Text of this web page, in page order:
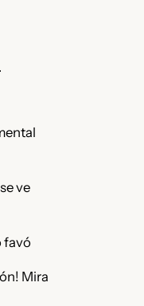
ve
favó
Mira